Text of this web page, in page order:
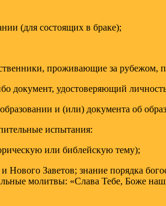
(для состоящих в браке);
проживающие за рубежом,
документ, удостоверяющий
и (или) документа об
испытания:
или библейскую тему);
Заветов; знание порядка
молитвы: «Слава Тебе, Боже